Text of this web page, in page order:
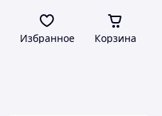
Избранное Корзина